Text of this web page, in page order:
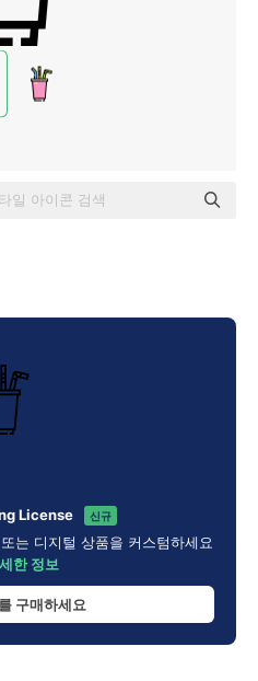
License 신규
는 디지털 상품을 커스텀하세요
한 정보
구매하세요